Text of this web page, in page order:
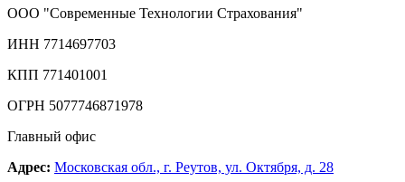
ООО "Современные Технологии Страхования"
ИНН 7714697703
КПП 771401001
ОГРН 5077746871978
Главный офис
Адрес: Московская обл., г. Реутов, ул. Октября, д. 28